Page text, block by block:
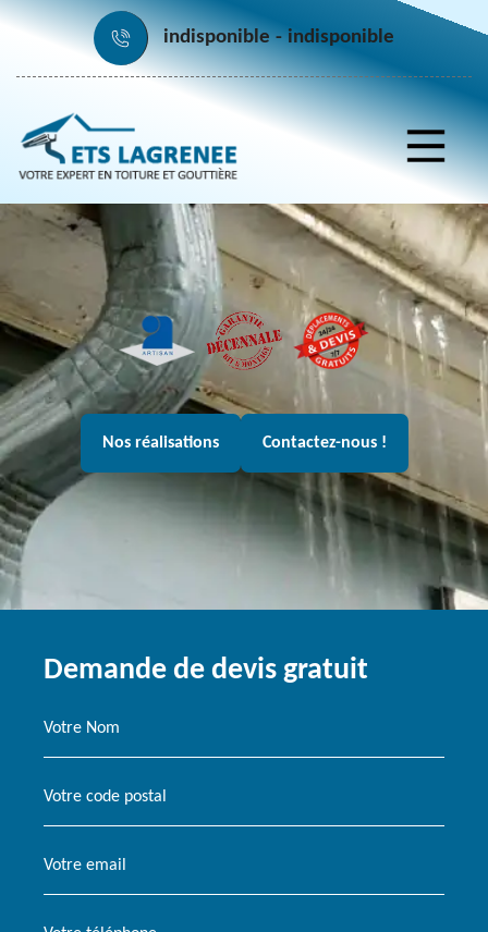
indisponible indisponible
Nos réalisations Contactez-nous !
Demande de devis gratuit